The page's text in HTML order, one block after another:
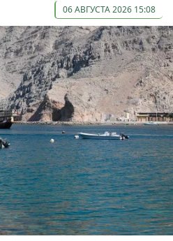
06 АВГУСТА 2026 15:08